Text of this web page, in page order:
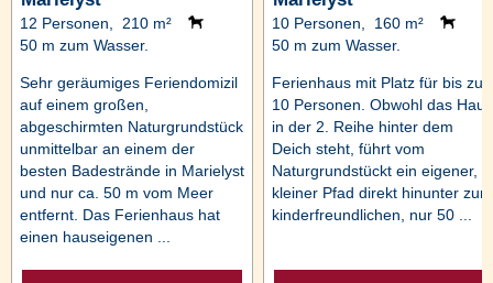
12 Personen, 210 m²
50 m zum Wasser.
Sehr geräumiges Feriendomizil
auf einem großen,
abgeschirmten Naturgrundstück
unmittelbar an einem der
besten Badestrände in Marielyst
und nur ca. 50 m vom Meer
entfernt. Das Ferienhaus hat
einen hauseigenen ...
10 Personen, 160 m²
50 m zum Wasser.
Ferienhaus mit Platz für bis zu
10 Personen. Obwohl das Haus
in der 2. Reihe hinter dem
Deich steht, führt vom
Naturgrundstückt ein eigener,
kleiner Pfad direkt hinunter zum
kinderfreundlichen, nur 50 ...